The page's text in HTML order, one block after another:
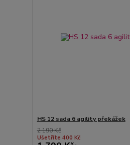
HS 12 sada 6 agility překážek
2 190 Kč
Ušetříte 400 Kč